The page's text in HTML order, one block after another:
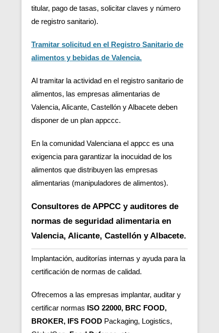
titular, pago de tasas, solicitar claves y número
de registro sanitario).
Tramitar solicitud en el Registro Sanitario de
alimentos y bebidas de Valencia.
Al tramitar la actividad en el registro sanitario de
alimentos, las empresas alimentarias de
Valencia, Alicante, Castellón y Albacete deben
disponer de un plan appccc.
En la comunidad Valenciana el appcc es una
exigencia para garantizar la inocuidad de los
alimentos que distribuyen las empresas
alimentarias (manipuladores de alimentos).
Consultores de APPCC y auditores de
normas de seguridad alimentaria en
Valencia, Alicante, Castellón y Albacete.
Implantación, auditorías internas y ayuda para la
certificación de normas de calidad.
Ofrecemos a las empresas implantar, auditar y
certificar normas ISO 22000, BRC FOOD,
BROKER, IFS FOOD Packaging, Logistics,